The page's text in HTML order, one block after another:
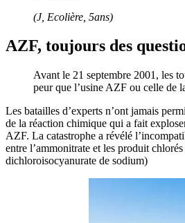
(J, Ecolière, 5ans)
AZF, toujours des
Avant le 21 septembre 2001, les
peur que l’usine AZF ou celle de
Les batailles d’experts n’ont jamais
de la réaction chimique qui a fait
AZF. La catastrophe a révélé
entre l’ammonitrate et les produit
dichloroisocyanurate de sodium)